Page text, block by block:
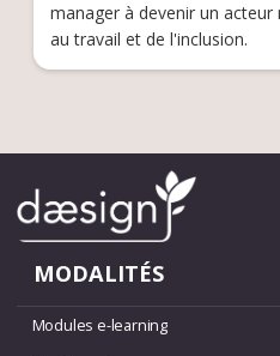
manager à devenir un
au travail et de l'inclusion.
MODALITÉS
Modules e-learning